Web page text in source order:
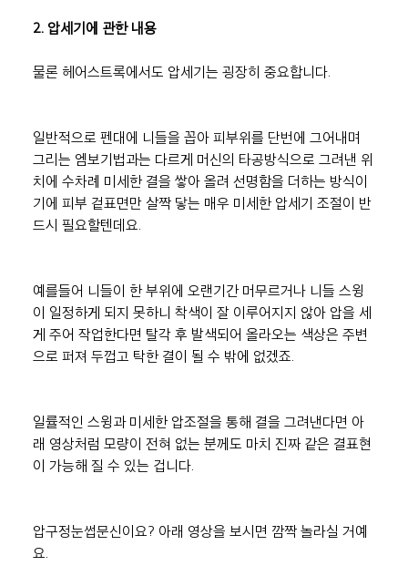
2. 압세기에 관한 내용
물론 헤어스트록에서도 압세기는 굉장히 중요합니다.
일반적으로 펜대에 니들을 꼽아 피부위를 단번에 그어내며
그리는 엠보기법과는 다르게 머신의 타공방식으로 그려낸 위
치에 수차례 미세한 결을 쌓아 올려 선명함을 더하는 방식이
기에 피부 겉표면만 살짝 닿는 매우 미세한 압세기 조절이 반
드시 필요할텐데요.
예를들어 니들이 한 부위에 오랜기간 머무르거나 니들 스윙
이 일정하게 되지 못하니 착색이 잘 이루어지지 않아 압을 세
게 주어 작업한다면 탈각 후 발색되어 올라오는 색상은 주변
으로 퍼져 두껍고 탁한 결이 될 수 밖에 없겠죠.
일률적인 스윙과 미세한 압조절을 통해 결을 그려낸다면 아
래 영상처럼 모량이 전혀 없는 분께도 마치 진짜 같은 결표현
이 가능해 질 수 있는 겁니다.
압구정눈썹문신이요? 아래 영상을 보시면 깜짝 놀라실 거예
요.